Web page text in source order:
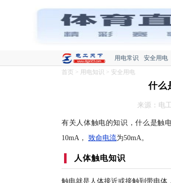
用电常识 安全用电
首页 > 用电知识 > 安全用电
什么
来源：电
有关人体触电的知识，什么是触
10mA， 致命电流为50mA。
人体触电知识
触电就是人体接近或接触到带电体